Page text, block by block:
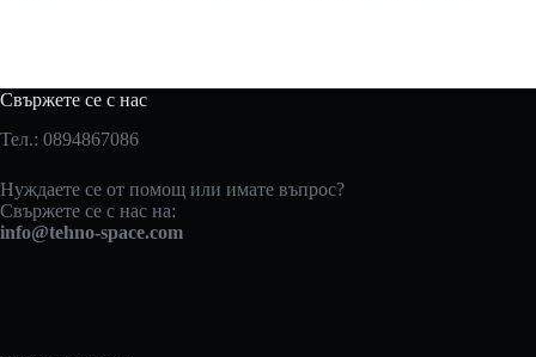
Свържете се с нас
Тел.: 0894867086
Нуждаете се от помощ или имате въпрос?
Свържете се с нас на:
info@tehno-space.com